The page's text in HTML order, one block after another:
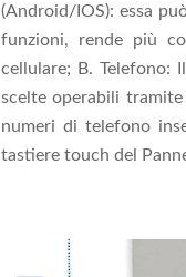
(Android/IOS): essa
funzioni, rende più
cellulare; B. Telefono:
scelte operabili
numeri di telefono
tastiere touch del